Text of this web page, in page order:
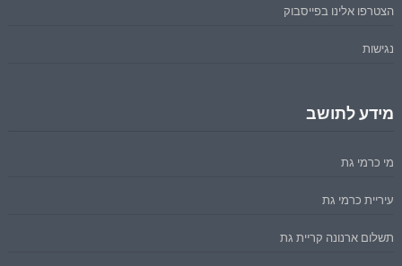
הצטרפו אלינו בפייסבוק
נגישות
מידע לתושב
מי כרמי גת
עיריית כרמי גת
תשלום ארנונה קריית גת